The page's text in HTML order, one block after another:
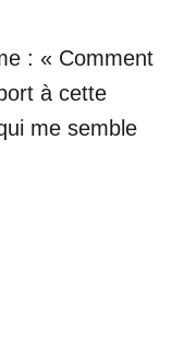
: « Comment
à cette
me semble